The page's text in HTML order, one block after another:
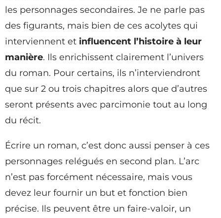
les personnages secondaires. Je ne parle pas
des figurants, mais bien de ces acolytes qui
interviennent et influencent l’histoire à leur
manière. Ils enrichissent clairement l’univers
du roman. Pour certains, ils n’interviendront
que sur 2 ou trois chapitres alors que d’autres
seront présents avec parcimonie tout au long
du récit.
Écrire un roman, c’est donc aussi penser à ces
personnages relégués en second plan. L’arc
n’est pas forcément nécessaire, mais vous
devez leur fournir un but et fonction bien
précise. Ils peuvent être un faire-valoir, un